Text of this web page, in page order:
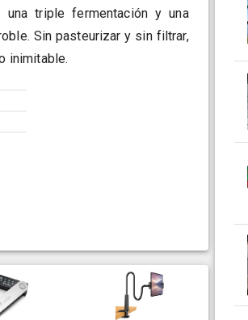
triple fermentación y una
Sin pasteurizar y sin filtrar,
inimitable.